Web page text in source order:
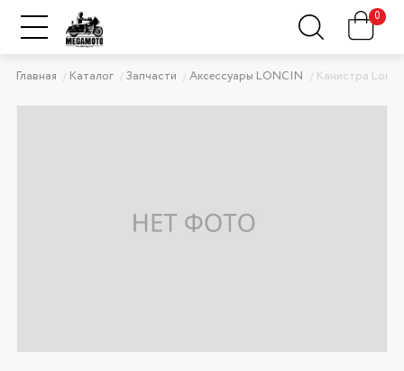
0
Главная Каталог Запчасти Аксессуары LONCIN Канистра